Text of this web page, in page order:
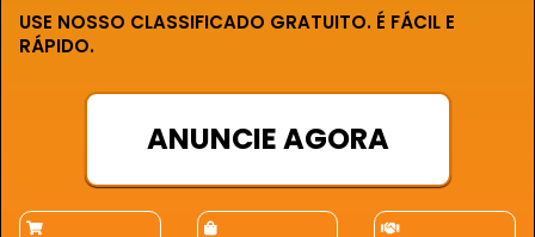
USE NOSSO CLASSIFICADO GRATUITO. É FÁCIL E
RÁPIDO.
ANUNCIE AGORA